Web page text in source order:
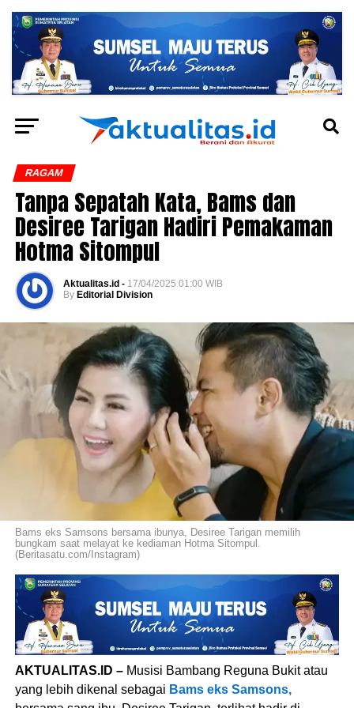
RAGAM
Tanpa Sepatah Kata, Bams dan
Desiree Tarigan Hadiri Pemakaman
Hotma Sitompul
Aktualitas.id - 17/04/2025 01:00 WIB
By Editorial Division
Bams eks Samsons bersama ibunya, Desiree Tarigan memilih
bungkam saat melayat ke kediaman Hotma Sitompul.
(Beritasatu.com/Instagram)
AKTUALITAS.ID –Musisi Bambang Reguna Bukit atau
yang lebih dikenal sebagai Bams eks Samsons,